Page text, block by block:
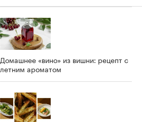
Домашнее «вино» из вишни: рецепт с
летним ароматом